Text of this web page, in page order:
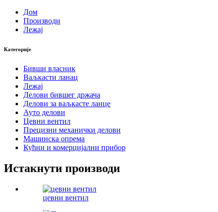
Дом
Производи
Лежај
Категорије
Бивши власник
Ваљкасти ланац
Лежај
Делови бившег држача
Делови за ваљкасте ланце
Ауто делови
Цевни вентил
Прецизни механички делови
Машинска опрема
Кућни и комерцијални прибор
Истакнути производи
цевни вентил